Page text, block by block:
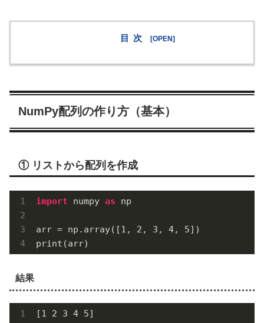
目次
NumPy配列の作り方（基本）
① リストから配列を作成
import numpy as np
arr = np.array([1 , 2 , 3 , 4, 5])
print(arr)
結果
[1 2 3 4 5]